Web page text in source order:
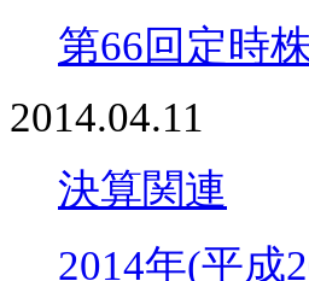
第66回定時
2014.04.11
決算関連
2014年(平成